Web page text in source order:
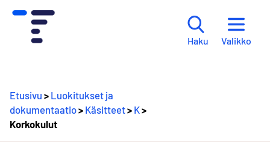
Haku Valikko
Etusivu > Luokitukset ja
dokumentaatio> Käsitteet> K>
Korkokulut